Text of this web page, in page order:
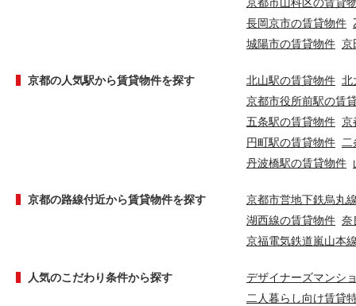
長岡京市の賃貸物件
城陽市の賃貸物件 京
京都の人気駅から賃貸物件を探す 北山駅の賃貸物件 北
京都市役所前駅の賃
五条駅の賃貸物件 京
円町駅の賃貸物件
丹波橋駅の賃貸物件
京都の路線付近から賃貸物件を探す
京都市営地下鉄烏丸
湖西線の賃貸物件 奈
京福電気鉄道嵐山本
人気のこだわり条件から探す
デザイナーズマンシ
二人暮らし向け賃貸